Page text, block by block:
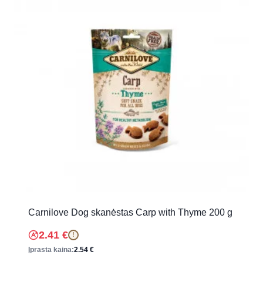
Carnilove Dog skanėstas Carp with Thyme 200 g
2.41 € !
Įprasta kaina:2.54 €